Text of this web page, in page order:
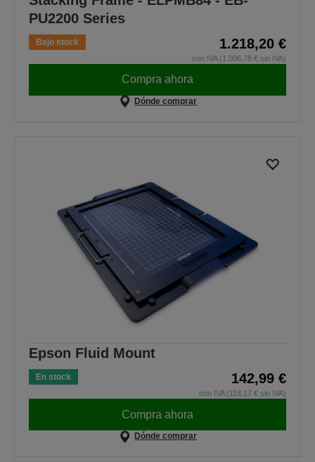
PU2200 Series
Bajo stock 1.218,20 €
con IVA (1.006,78 € sin IVA)
Compra ahora
Dónde comprar
Epson Fluid Mount
En stock 142,99 €
con IVA (118,17 € sin IVA)
Compra ahora
Dónde comprar